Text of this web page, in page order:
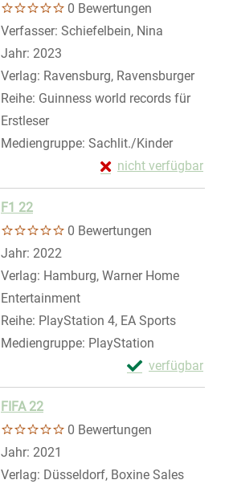
0 Bewertungen
Verfasser: Schiefelbein, Nina
Jahr: 2023
Verlag: Ravensburg, Ravensburger
Reihe: Guinness world records für
Erstleser
Mediengruppe: Sachlit./Kinder
nicht verfügbar
Exemplar-Details
Zum Download von
F1 22
0 Bewertungen
Suche nach diesem Verfasser
Jahr: 2022
Verlag: Hamburg, Warner Home
Entertainment
Reihe: PlayStation 4, EA Sports
Mediengruppe: PlayStation
verfügbar
Exemplar-
Zum Download
FIFA 22
0 Bewertungen
Suche nach diesem Verfasser
Jahr: 2021
Verlag: Düsseldorf, Boxine Sales